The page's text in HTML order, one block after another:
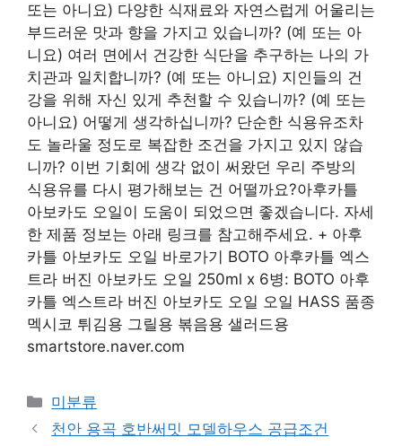
또는 아니요) 다양한 식재료와 자연스럽게 어울리는
부드러운 맛과 향을 가지고 있습니까? (예 또는 아
니요) 여러 면에서 건강한 식단을 추구하는 나의 가
치관과 일치합니까? (예 또는 아니요) 지인들의 건
강을 위해 자신 있게 추천할 수 있습니까? (예 또는
아니요) 어떻게 생각하십니까? 단순한 식용유조차
도 놀라울 정도로 복잡한 조건을 가지고 있지 않습
니까? 이번 기회에 생각 없이 써왔던 우리 주방의
식용유를 다시 평가해보는 건 어떨까요?아후카틀
아보카도 오일이 도움이 되었으면 좋겠습니다. 자세
한 제품 정보는 아래 링크를 참고해주세요. + 아후
카틀 아보카도 오일 바로가기 BOTO 아후카틀 엑스
트라 버진 아보카도 오일 250ml x 6병: BOTO 아후
카틀 엑스트라 버진 아보카도 오일 오일 HASS 품종
멕시코 튀김용 그릴용 볶음용 샐러드용
smartstore.naver.com
Categories
미분류
천안 용곡 호반써밋 모델하우스 공급조건